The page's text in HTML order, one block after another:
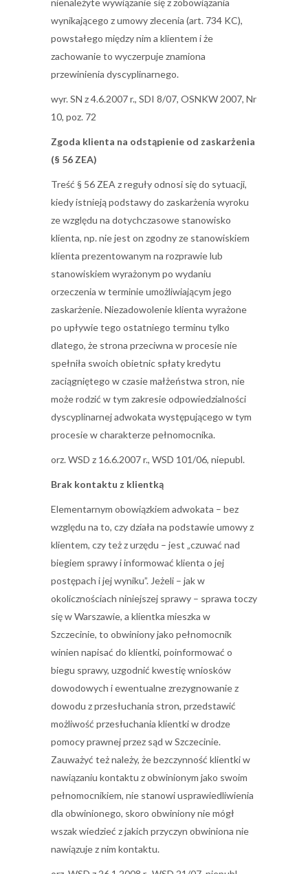
nienależyte wywiązanie się z zobowiązania
wynikającego z umowy zlecenia (art. 734 KC),
powstałego między nim a klientem i że
zachowanie to wyczerpuje znamiona
przewinienia dyscyplinarnego.
wyr. SN z 4.6.2007 r., SDI 8/07, OSNKW 2007, Nr
10, poz. 72
Zgoda klienta na odstąpienie od zaskarżenia
(§ 56 ZEA)
Treść § 56 ZEA z reguły odnosi się do sytuacji,
kiedy istnieją podstawy do zaskarżenia wyroku
ze względu na dotychczasowe stanowisko
klienta, np. nie jest on zgodny ze stanowiskiem
klienta prezentowanym na rozprawie lub
stanowiskiem wyrażonym po wydaniu
orzeczenia w terminie umożliwiającym jego
zaskarżenie. Niezadowolenie klienta wyrażone
po upływie tego ostatniego terminu tylko
dlatego, że strona przeciwna w procesie nie
spełniła swoich obietnic spłaty kredytu
zaciągniętego w czasie małżeństwa stron, nie
może rodzić w tym zakresie odpowiedzialności
dyscyplinarnej adwokata występującego w tym
procesie w charakterze pełnomocnika.
orz. WSD z 16.6.2007 r., WSD 101/06, niepubl.
Brak kontaktu z klientką
Elementarnym obowiązkiem adwokata – bez
względu na to, czy działa na podstawie umowy z
klientem, czy też z urzędu – jest „czuwać nad
biegiem sprawy i informować klienta o jej
postępach i jej wyniku”. Jeżeli – jak w
okolicznościach niniejszej sprawy – sprawa toczy
się w Warszawie, a klientka mieszka w
Szczecinie, to obwiniony jako pełnomocnik
winien napisać do klientki, poinformować o
biegu sprawy, uzgodnić kwestię wniosków
dowodowych i ewentualne zrezygnowanie z
dowodu z przesłuchania stron, przedstawić
możliwość przesłuchania klientki w drodze
pomocy prawnej przez sąd w Szczecinie.
Zauważyć też należy, że bezczynność klientki w
nawiązaniu kontaktu z obwinionym jako swoim
pełnomocnikiem, nie stanowi usprawiedliwienia
dla obwinionego, skoro obwiniony nie mógł
wszak wiedzieć z jakich przyczyn obwiniona nie
nawiązuje z nim kontaktu.